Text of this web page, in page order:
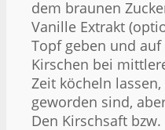
dem braunen
Vanille Extrakt
Topf geben und
Kirschen bei
Zeit köcheln
geworden sind,
Den Kirschsaft